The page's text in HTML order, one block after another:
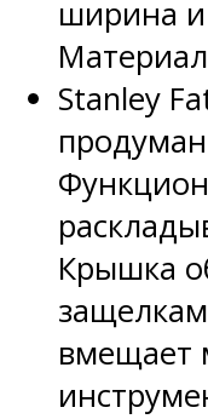
ширина
Stanley
Крышка
вмещает